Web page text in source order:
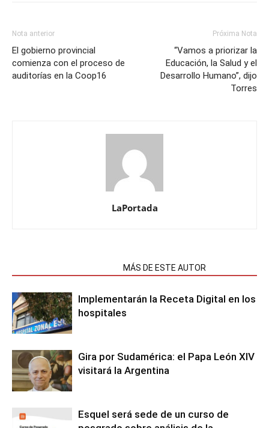
Nota anterior
El gobierno provincial
comienza con el proceso de
auditorías en la Coop16
Próxima Nota
“Vamos a priorizar la
Educación, la Salud y el
Desarrollo Humano”, dijo
Torres
LaPortada
MÁS DE ESTE AUTOR
Implementarán la Receta Digital en los
hospitales
Gira por Sudamérica: el Papa León XIV
visitará la Argentina
Esquel será sede de un curso de